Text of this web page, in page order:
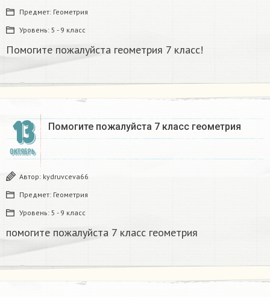
Предмет: Геометрия
Уровень: 5 - 9 класс
Помогите пожалуйста геометрия 7 класс!
13
ОКТЯБРЬ
Помогите пожалуйста 7 класс геометрия ​
Автор: kydruvceva66
Предмет: Геометрия
Уровень: 5 - 9 класс
помогите пожалуйста 7 класс геометрия ​